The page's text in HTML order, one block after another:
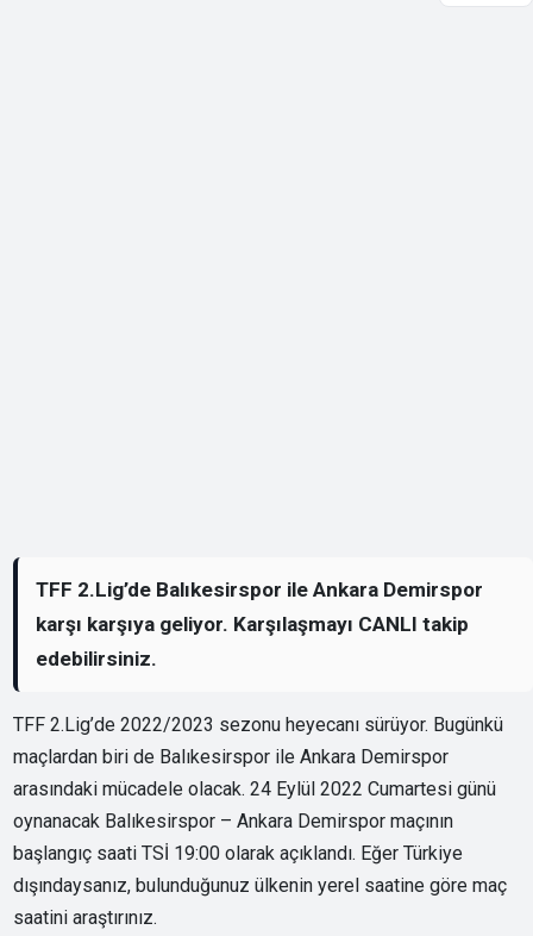
TFF 2.Lig’de Balıkesirspor ile Ankara Demirspor
karşı karşıya geliyor. Karşılaşmayı CANLI takip
edebilirsiniz.
TFF 2.Lig’de 2022/2023 sezonu heyecanı sürüyor. Bugünkü
maçlardan biri de Balıkesirspor ile Ankara Demirspor
arasındaki mücadele olacak. 24 Eylül 2022 Cumartesi günü
oynanacak Balıkesirspor – Ankara Demirspor maçının
başlangıç saati TSİ 19:00 olarak açıklandı. Eğer Türkiye
dışındaysanız, bulunduğunuz ülkenin yerel saatine göre maç
saatini araştırınız.